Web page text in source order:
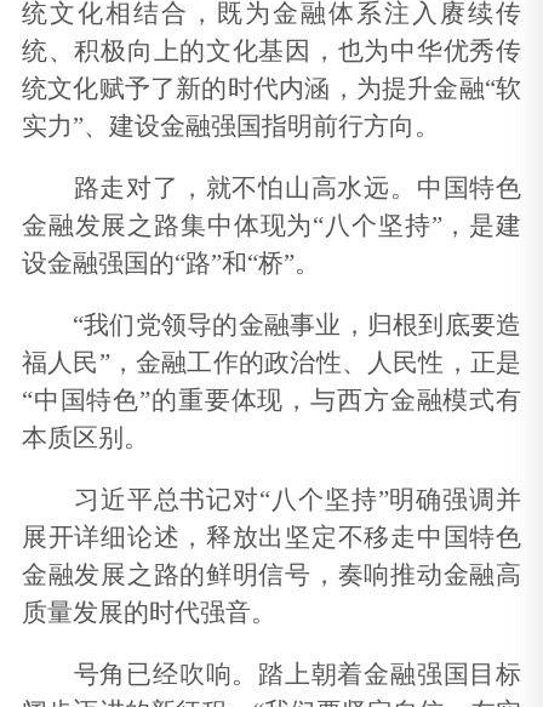
统文化相结合，既为金融体系注入赓续传
统、积极向上的文化基因，也为中华优秀传
统文化赋予了新的时代内涵，为提升金融“软
实力”、建设金融强国指明前行方向。
路走对了，就不怕山高水远。中国特色
金融发展之路集中体现为“八个坚持”，是建
设金融强国的“路”和“桥”。
“我们党领导的金融事业，归根到底要造
福人民”，金融工作的政治性、人民性，正是
“中国特色”的重要体现，与西方金融模式有
本质区别。
习近平总书记对“八个坚持”明确强调并
展开详细论述，释放出坚定不移走中国特色
金融发展之路的鲜明信号，奏响推动金融高
质量发展的时代强音。
号角已经吹响。踏上朝着金融强国目标